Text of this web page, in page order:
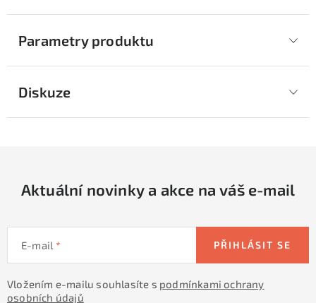
Parametry produktu
Diskuze
Aktuální novinky a akce na váš e-mail
E-mail
Vložením e-mailu souhlasíte s podmínkami ochrany
osobních údajů
PŘIHLÁSIT SE